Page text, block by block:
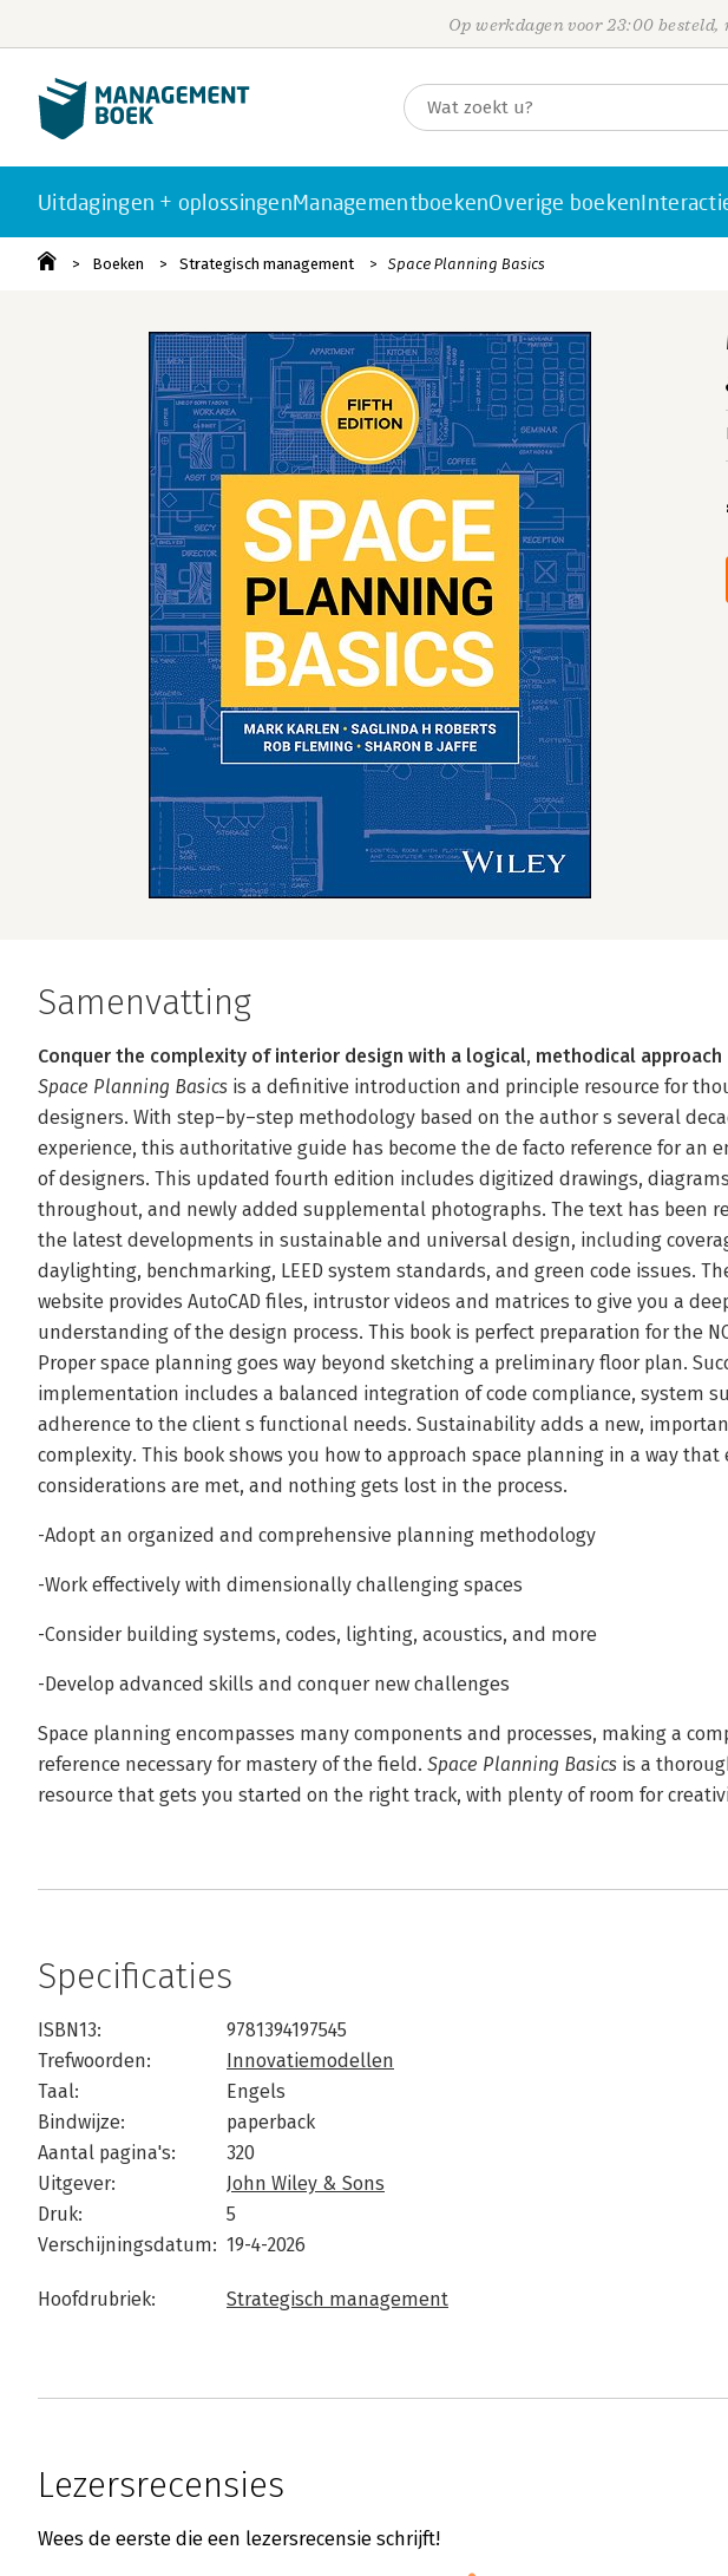
Op werkdagen voor 23:00
Uitdagingen + oplossingenManagementboekenOverige boeken
Boeken Strategisch management Space Planning Basics
Samenvatting
Conquer the complexity of interior design with a logical, methodical approach
Space Planning Basics is a definitive introduction and principle resource for
designers. With step–by–step methodology based on the author s several
experience, this authoritative guide has become the de facto reference for an
of designers. This updated fourth edition includes digitized drawings,
throughout, and newly added supplemental photographs. The text has been
the latest developments in sustainable and universal design, including
daylighting, benchmarking, LEED system standards, and green code issues.
website provides AutoCAD files, intrustor videos and matrices to give you a
understanding of the design process. This book is perfect preparation for the
Proper space planning goes way beyond sketching a preliminary floor plan.
implementation includes a balanced integration of code compliance, system
adherence to the client s functional needs. Sustainability adds a new,
complexity. This book shows you how to approach space planning in a way
considerations are met, and nothing gets lost in the process.
-Adopt an organized and comprehensive planning methodology
-Work effectively with dimensionally challenging spaces
-Consider building systems, codes, lighting, acoustics, and more
-Develop advanced skills and conquer new challenges
Space planning encompasses many components and processes, making a
reference necessary for mastery of the field. Space Planning Basics is a
resource that gets you started on the right track, with plenty of room for
Specificaties
ISBN13:
9781394197545
Trefwoorden:
Innovatiemodellen
Taal:
Engels
Bindwijze:
paperback
Aantal pagina's:
320
Uitgever:
John Wiley & Sons
Druk:
5
Verschijningsdatum: 19-4-2026
Hoofdrubriek: Strategisch management
Lezersrecensies
Wees de eerste die een lezersrecensie schrijft!